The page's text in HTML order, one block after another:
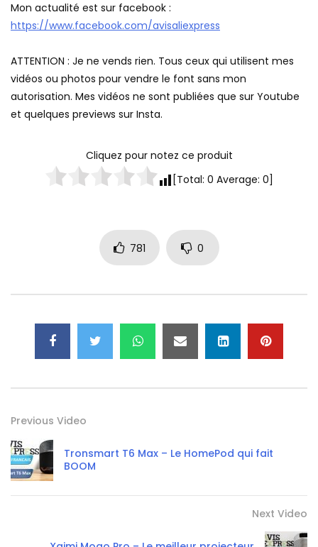
Mon actualité est sur facebook :
https://www.facebook.com/avisaliexpress
ATTENTION : Je ne vends rien. Tous ceux qui utilisent mes
vidéos ou photos pour vendre le font sans mon
autorisation. Mes vidéos ne sont publiées que sur Youtube
et quelques previews sur Insta.
Cliquez pour notez ce produit
[Total: 0 Average: 0]
781 0
Previous Video
Tronsmart T6 Max – Le HomePod qui fait
BOOM
Next Video